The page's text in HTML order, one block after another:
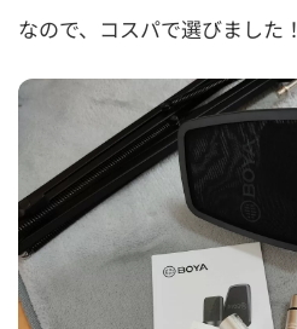
なので、コスパで選びました！